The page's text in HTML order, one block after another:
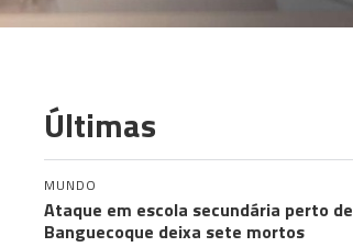
Últimas
MUNDO
Ataque em escola secundária perto de
Banguecoque deixa sete mortos